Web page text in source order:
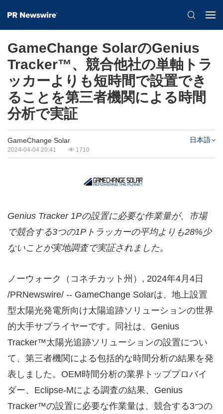
GameChange SolarのGenius
Tracker™、競合他社の単軸トラ
ッカーよりも短時間で設置でき
ることを第三者機関による時間
分析で実証
GameChange Solar
2024-04-04 20:41 1710
日本語
Genius Tracker 1Pの設置に必要な作業量が、市場
で競合する3つの1P トラッカーの平均よりも28%少
ないことが実地調査で実証されました。
ノーウォーク（コネチカット州） , 2024年4月4日
/PRNewswire/ -- GameChange Solarは、地上設置
型太陽光発電所向け太陽追跡ソリューションの世界
的大手サプライヤーです。同社は、Genius
Tracker™太陽光追跡ソリューションの設置につい
て、第三者機関による包括的な時間分析の結果を発
表しました。OEM時間分析の業界トッププロバイ
ダー、Eclipse-Mによる調査の結果、Genius
Tracker™の設置に必要な作業量は、競合する3つの